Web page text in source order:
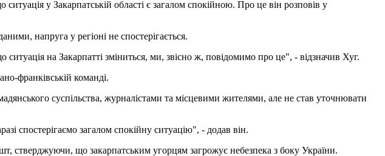
у Закарпатській області є загалом спокійною. Про це він розповів у
даними, напруга у регіоні не спостерігається.
на Закарпатті зміниться, ми, звісно ж, повідомимо про це", - відзначив Хуг.
франківській команді.
суспільства, журналістами та місцевими жителями, але не став уточнювати
спостерігаємо загалом спокійну ситуацію", - додав він.
стверджуючи, що закарпатським угорцям загрожує небезпека з боку України.